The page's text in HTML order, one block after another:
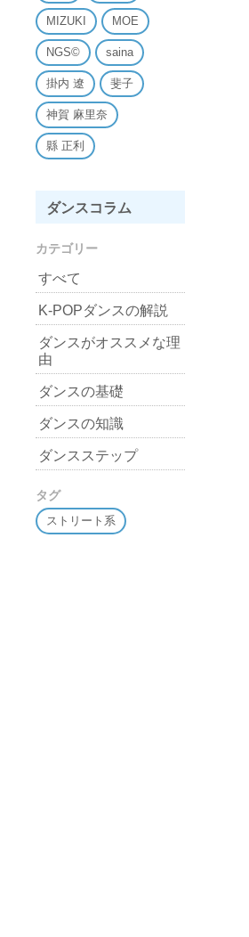
MIZUKI MOE
NGS© saina
掛内 遼 斐子
神賀 麻里奈
縣 正利
ダンスコラム
カテゴリー
すべて
K-POPダンスの解説
ダンスがオススメな理
由
ダンスの基礎
ダンスの知識
ダンスステップ
タグ
ストリート系